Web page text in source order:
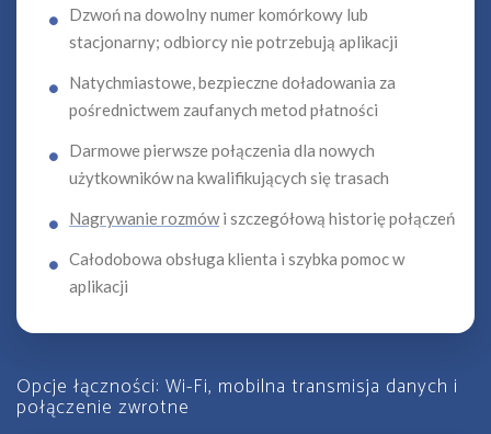
Dzwoń na dowolny numer komórkowy lub
stacjonarny; odbiorcy nie potrzebują aplikacji
Natychmiastowe, bezpieczne doładowania za
pośrednictwem zaufanych metod płatności
Darmowe pierwsze połączenia dla nowych
użytkowników na kwalifikujących się trasach
Nagrywanie rozmówi szczegółową historię połączeń
Całodobowa obsługa klienta i szybka pomoc w
aplikacji
Opcje łączności: Wi-Fi, mobilna transmisja danych i
połączenie zwrotne